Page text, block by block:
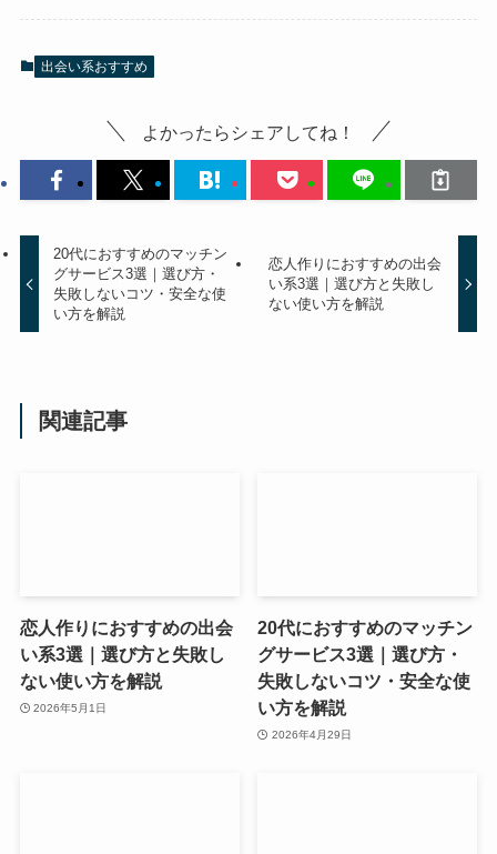
出会い系おすすめ
よかったらシェアしてね！
20代におすすめのマッチン
グサービス3選｜選び方・
失敗しないコツ・安全な使
い方を解説
恋人作りにおすすめの出会
い系3選｜選び方と失敗し
ない使い方を解説
関連記事
恋人作りにおすすめの出会
い系3選｜選び方と失敗し
ない使い方を解説
2026年5月1日
20代におすすめのマッチン
グサービス3選｜選び方・
失敗しないコツ・安全な使
い方を解説
2026年4月29日